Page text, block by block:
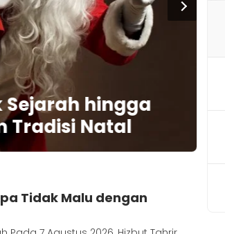
Sejarah hingga
Tradisi Natal
Tidak Malu dengan